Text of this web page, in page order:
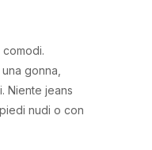
gonna,
Niente jeans
nudi o con